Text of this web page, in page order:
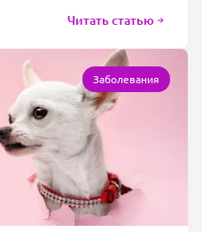
Читать статью
Заболевания